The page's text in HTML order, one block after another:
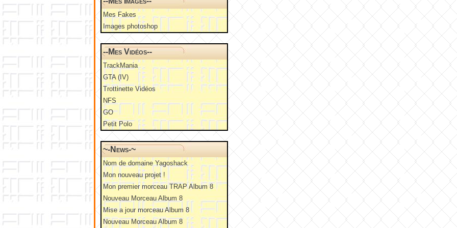
Mes Fakes
Images photoshop
--Mes Vidéos--
TrackMania
GTA (IV)
Trottinette Vidéos
NFS
GO
Petit Polo
~-News-~
Nom de domaine Yagoshack
Mon nouveau projet !
Mon premier morceau TRAP Album 8
Nouveau Morceau Album 8
Mise a jour morceau Album 8
Nouveau Morceau Album 8